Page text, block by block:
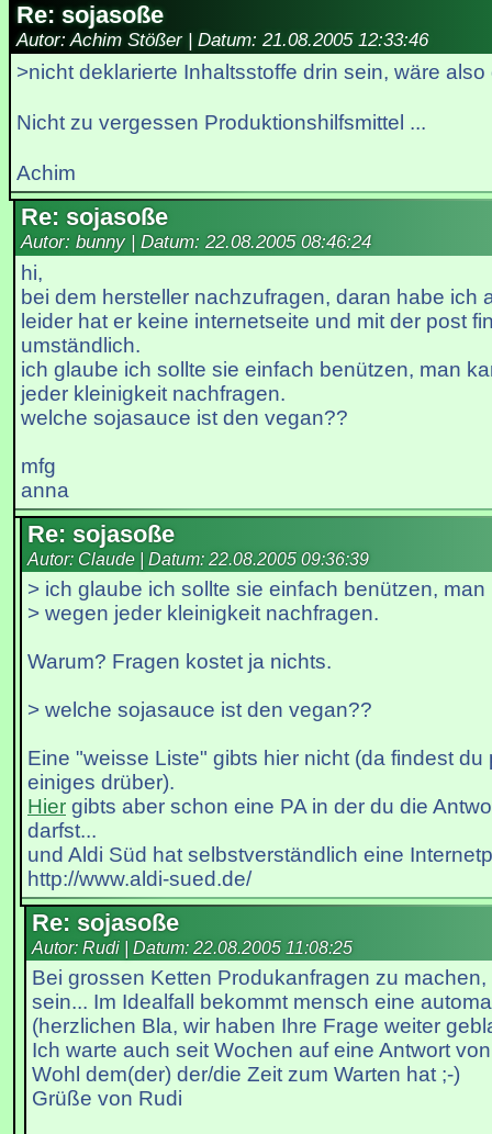
Re: sojasoße
Autor: Achim Stößer | Datum: 21.08.2005 12:33:46
>nicht deklarierte Inhaltsstoffe drin sein, wäre also
Nicht zu vergessen Produktionshilfsmittel ...
Achim
Re: sojasoße
Autor: bunny | Datum: 22.08.2005 08:46:24
hi,
bei dem hersteller nachzufragen, daran habe ich
leider hat er keine internetseite und mit der post
umständlich.
ich glaube ich sollte sie einfach benützen, man
jeder kleinigkeit nachfragen.
welche sojasauce ist den vegan??
mfg
anna
Re: sojasoße
Autor: Claude | Datum: 22.08.2005 09:36:39
> ich glaube ich sollte sie einfach benützen,
> wegen jeder kleinigkeit nachfragen.
Warum? Fragen kostet ja nichts.
> welche sojasauce ist den vegan??
Eine "weisse Liste" gibts hier nicht (da findest du
einiges drüber).
Hier gibts aber schon eine PA in der du die
darfst...
und Aldi Süd hat selbstverständlich eine
http://www.aldi-sued.de/
Re: sojasoße
Autor: Rudi | Datum: 22.08.2005 11:08:25
Bei grossen Ketten Produkanfragen zu
sein... Im Idealfall bekommt mensch eine
(herzlichen Bla, wir haben Ihre Frage weiter
Ich warte auch seit Wochen auf eine Antwort
Wohl dem(der) der/die Zeit zum Warten hat ;-)
Grüße von Rudi